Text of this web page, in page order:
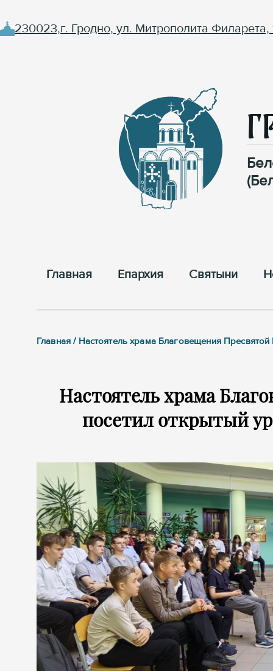
230023,г. Гродно, ул. Митрополита Филарета,
Главная Епархия Cвятыни
Главная / Настоятель храма Благовещения
Настоятель храма
посетил открытый